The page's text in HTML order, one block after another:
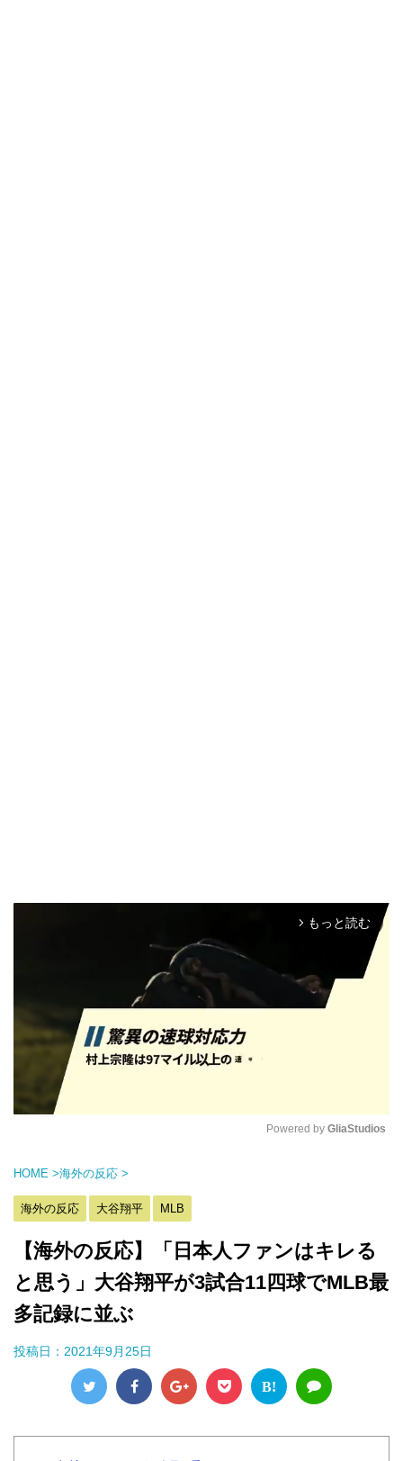
arrow_forward_ios もっと読む
Powered by GliaStudios
HOME >海外の反応 >
海外の反応 大谷翔平 MLB
【海外の反応】「日本人ファンはキレる
と思う」大谷翔平が3試合11四球でMLB最
多記録に並ぶ
投稿日： 2021年9月25日
B!